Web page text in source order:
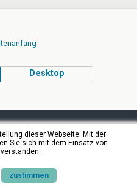
Desktop
dieser Webseite. Mit der
Sie sich mit dem Einsatz von
zustimmen